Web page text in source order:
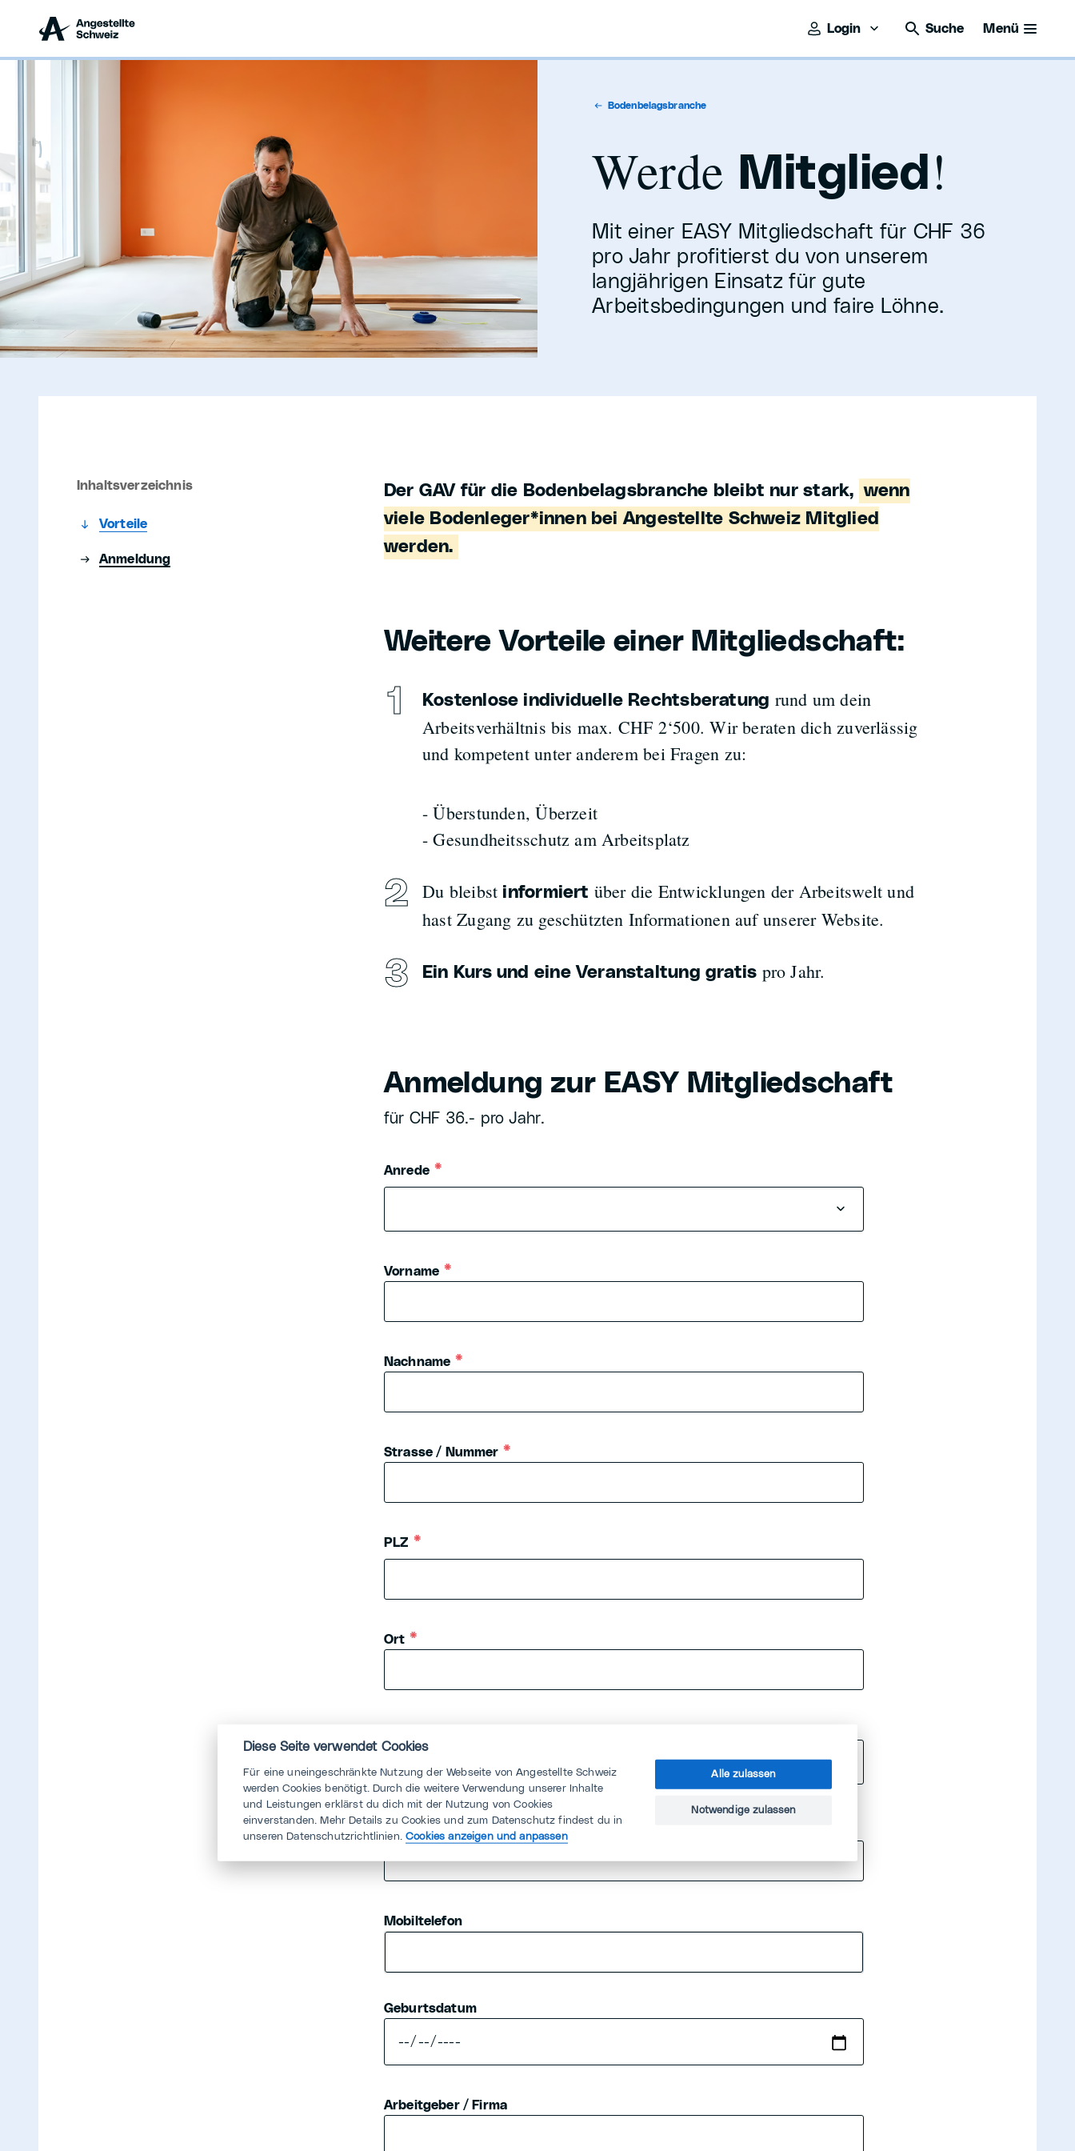
Login Suche Menü
Bodenbelagsbranche
Werde Mitglied !
Mit einer EASY Mitgliedschaft für CHF 36
pro Jahr profitierst du von unserem
langjährigen Einsatz für gute
Arbeitsbedingungen und faire Löhne.
Inhaltsverzeichnis
Vorteile
Anmeldung
Der GAV für die Bodenbelagsbranche bleibt nur stark, wenn
viele Bodenleger*innen bei Angestellte Schweiz Mitglied
werden.
Weitere Vorteile einer Mitgliedschaft:
Kostenlose individuelle Rechtsberatung rund um dein
Arbeitsverhältnis bis max. CHF 2‘500. Wir beraten dich zuverlässig
und kompetent unter anderem bei Fragen zu:
- Überstunden, Überzeit
- Gesundheitsschutz am Arbeitsplatz
Du bleibst informiert über die Entwicklungen der Arbeitswelt und
hast Zugang zu geschützten Informationen auf unserer Website.
Ein Kurs und eine Veranstaltung gratis pro Jahr.
Anmeldung zur EASY Mitgliedschaft
für CHF 36.- pro Jahr.
Anrede
Vorname
Nachname
Strasse / Nummer
PLZ
Ort
E-Mail
Mobiltelefon
Geburtsdatum
Arbeitgeber / Firma
Diese Seite verwendet Cookies
Für eine uneingeschränkte Nutzung der Webseite von Angestellte Schweiz
werden Cookies benötigt. Durch die weitere Verwendung unserer Inhalte
und Leistungen erklärst du dich mit der Nutzung von Cookies
einverstanden. Mehr Details zu Cookies und zum Datenschutz findest du in
unseren Datenschutzrichtlinien.Cookies anzeigen und anpassen
Alle zulassen
Notwendige zulassen